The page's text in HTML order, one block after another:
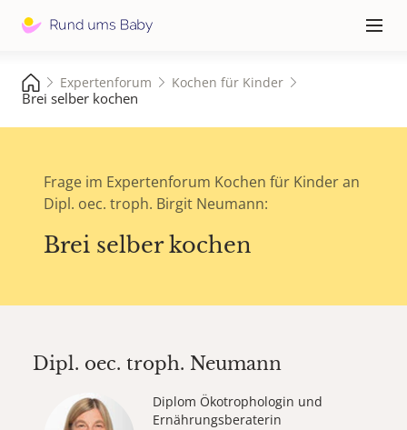
≡
Expertenforum Kochen für Kinder
Brei selber kochen
Frage im Expertenforum Kochen für Kinder an
Dipl. oec. troph. Birgit Neumann:
Brei selber kochen
Dipl. oec. troph. Neumann
Diplom Ökotrophologin und
Ernährungsberaterin